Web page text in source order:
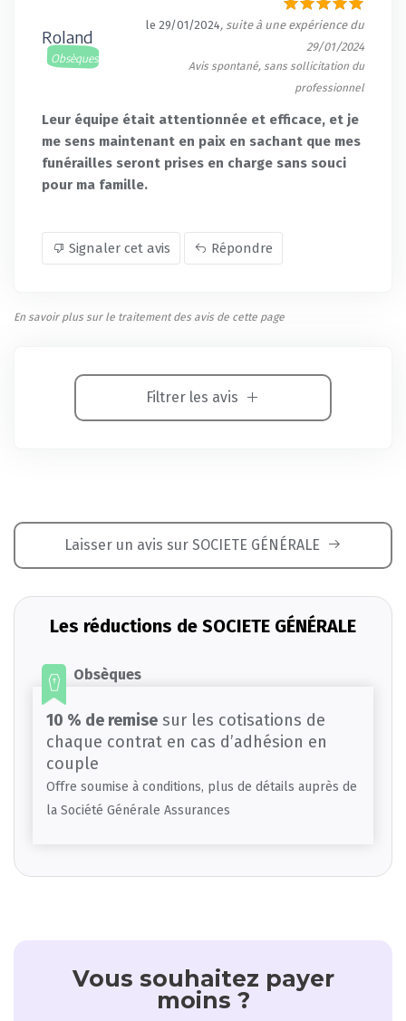
Roland
Obsèques
le 29/01/2024, suite à une expérience du
29/01/2024
Avis spontané, sans sollicitation du
professionnel
Leur équipe était attentionnée et efficace, et je
me sens maintenant en paix en sachant que mes
funérailles seront prises en charge sans souci
pour ma famille.
Signaler cet avis Répondre
En savoir plus sur le traitement des avis de cette page
Filtrer les avis
Laisser un avis sur SOCIETE GÉNÉRALE
Les réductions de SOCIETE GÉNÉRALE
Obsèques
10 % de remise sur les cotisations de
chaque contrat en cas d’adhésion en
couple
Offre soumise à conditions, plus de détails auprès de
la Société Générale Assurances
Vous souhaitez payer
moins ?